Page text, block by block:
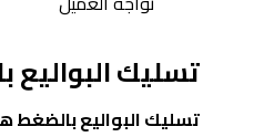
تسليك البواليع
تسليك البواليع بالضغط